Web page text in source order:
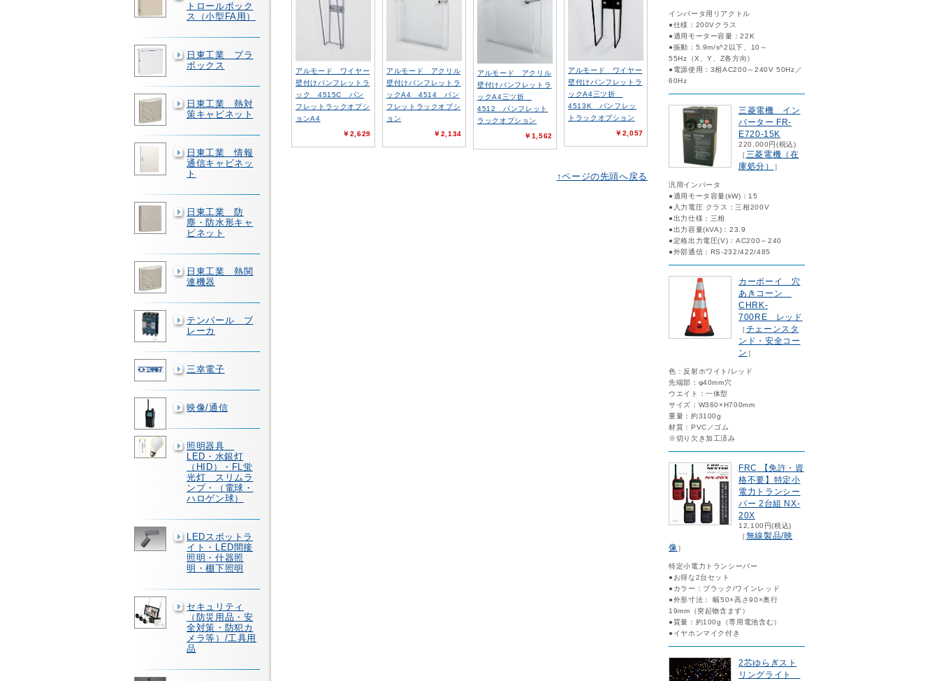
トロールボック
ス（小型FA用）
日東工業 プラ
ボックス
日東工業 熱対
策キャビネット
日東工業 情報
通信キャビネッ
ト
日東工業 防
塵・防水形キャ
ビネット
日東工業 熱関
連機器
テンパール ブ
レーカ
三幸電子
映像/通信
照明器具
LED・水銀灯
（HID）・FL蛍
光灯 スリムラ
ンプ・（電球・
ハロゲン球）
LEDスポットラ
イト・LED間接
照明・什器照
明・棚下照明
セキュリティ
（防災用品・安
全対策・防犯カ
メラ等）/工具用
品
アルモード ワイヤー
壁付けパンフレットラ
ック 4515C パン
フレットラックオプシ
ョンA4
￥2,629
アルモード アクリル
壁付けパンフレットラ
ックA4 4514 パン
フレットラックオプシ
ョン
￥2,134
アルモード アクリル
壁付けパンフレットラ
ックA4三ツ折
4512 パンフレット
ラックオプション
￥1,562
アルモード ワイヤー
壁付けパンフレットラ
ックA4三ツ折
4513K パンフレッ
トラックオプション
￥2,057
↑ページの先頭へ戻る
インバータ用リアクトル
●仕様：200Vクラス
●適用モーター容量：22K
●振動：5.9m/s^2以下、10～
55Hz（X、Y、Z各方向）
●電源使用：3相AC200～240V 50Hz／
60Hz
三菱電機 イン
バーター FR-
E720-15K
220,000円(税込)
［三菱電機（在
庫処分）
］
汎用インバータ
●適用モータ容量(kW)：15
●入力電圧 クラス：三相200V
●出力仕様：三相
●出力容量(kVA)：23.9
●定格出力電圧(V)：AC200～240
●外部通信：RS-232/422/485
カーボーイ 穴
あきコーン
CHRK-
700RE レッド
［チェーンスタ
ンド・安全コー
ン ］
色：反射ホワイト/レッド
先端部：φ40mm穴
ウエイト：一体型
サイズ：W360×H700mm
重量：約3100g
材質：PVC／ゴム
※切り欠き加工済み
FRC 【免許・資
格不要】特定小
電力トランシー
バー 2台組 NX-
20X
12,100円(税込)
［無線製品/映
像］
特定小電力トランシーバー
●お得な2台セット
●カラー：ブラック/ワインレッド
●外形寸法： 幅50×高さ90×奥行
19mm（突起物含まず）
●質量：約100g（専用電池含む）
●イヤホンマイク付き
2芯ゆらぎスト
リングライト